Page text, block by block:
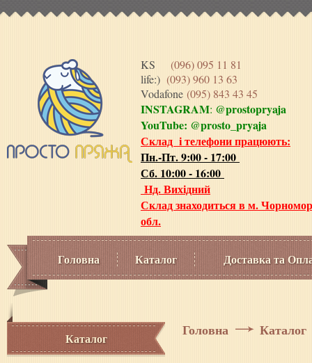
KS (096) 095 11 81
life:) (093) 960 13 63
Vodafone (095) 843 43 45
INSTAGRAM: @prostopryaja
YouTube: @prosto_pryaja
Склад і телефони працюють:
Пн.-Пт. 9:00 - 17:00
Сб. 10:00 - 16:00
Нд. Вихідний
Склад знаходиться в м.
обл.
Головна Каталог Доставка та
Каталог Головна Каталог